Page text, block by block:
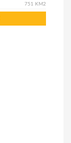
751 KM2